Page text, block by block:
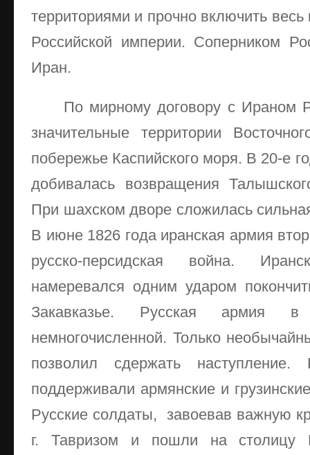
территориями и прочно включить весь
Российской империи. Соперником
Иран.
По мирному договору с Ираном
значительные территории
побережье Каспийского моря. В 20-е
добивалась возвращения
При шахском дворе сложилась
В июне 1826 года иранская армия
русско-персидская война.
намеревался одним ударом
Закавказье. Русская армия
немногочисленной. Только
позволил сдержать наступление.
поддерживали армянские и
Русские солдаты, завоевав важную
г. Тавризом и пошли на столицу